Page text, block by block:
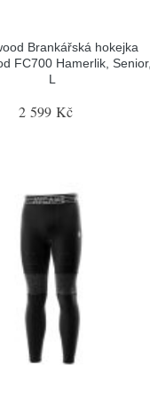
Brankářská hokejka
FC700 Hamerlik, Senior,
L
2 599 Kč